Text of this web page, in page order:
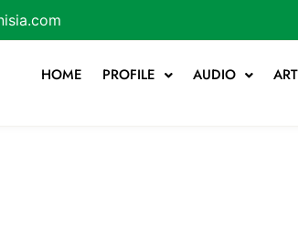
HOME PROFILE AUDIO